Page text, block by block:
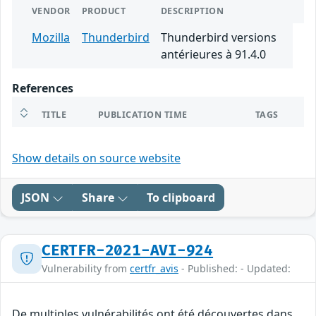
VENDOR PRODUCT DESCRIPTION
Mozilla Thunderbird
Thunderbird versions
antérieures à 91.4.0
References
TITLE PUBLICATION TIME TAGS
Show details on source website
JSON Share To clipboard
CERTFR-2021-AVI-924
Vulnerability from certfr_avis - Published: - Updated: